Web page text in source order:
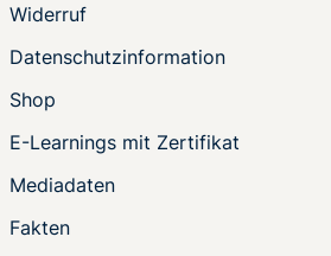
Widerruf
Datenschutzinformation
Shop
E-Learnings mit Zertifikat
Mediadaten
Fakten